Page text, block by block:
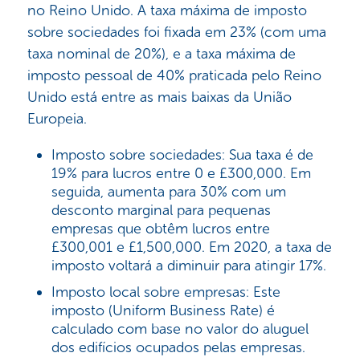
no Reino Unido. A taxa máxima de imposto
sobre sociedades foi fixada em 23% (com uma
taxa nominal de 20%), e a taxa máxima de
imposto pessoal de 40% praticada pelo Reino
Unido está entre as mais baixas da União
Europeia.
Imposto sobre sociedades: Sua taxa é de
19% para lucros entre 0 e £300,000. Em
seguida, aumenta para 30% com um
desconto marginal para pequenas
empresas que obtêm lucros entre
£300,001 e £1,500,000. Em 2020, a taxa de
imposto voltará a diminuir para atingir 17%.
Imposto local sobre empresas: Este
imposto (Uniform Business Rate) é
calculado com base no valor do aluguel
dos edifícios ocupados pelas empresas.